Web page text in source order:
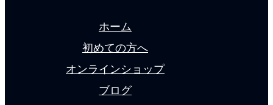
ホーム
初めての方へ
オンラインショップ
ブログ